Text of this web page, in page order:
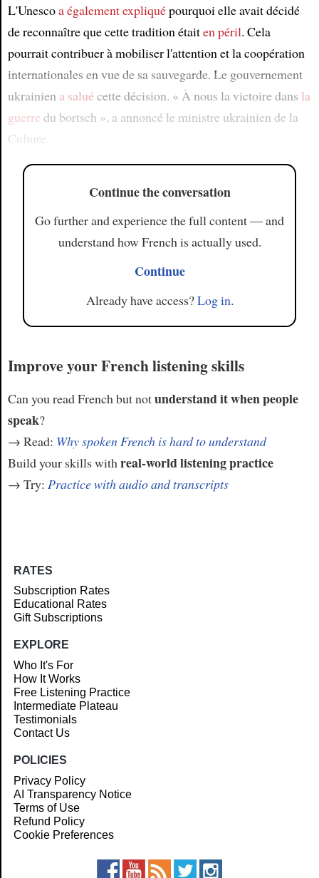
L'Unescoa également expliquépourquoi elle avait décidé
de reconnaître que cette tradition étaiten péril. Cela
pourrait contribuer à mobiliser l'attention et la coopération
internationales en vue de sa sauvegarde. Le gouvernement
ukrainien a saluécette décision. « À nous la victoire dans la
guerre du bortsch », a annoncé le ministre ukrainien de la
Culture.
Continue the conversation
Go further and experience the full content — and
understand how French is actually used.
Continue
Already have access?Log in.
Improve your French listening skills
Can you read French but notunderstand it when people
speak?
→ Read: Why spoken French is hard to understand
Build your skills withreal-world listening practice
→ Try: Practice with audio and transcripts
RATES
Subscription Rates
Educational Rates
Gift Subscriptions
EXPLORE
Who It's For
How It Works
Free Listening Practice
Intermediate Plateau
Testimonials
Contact Us
POLICIES
Privacy Policy
AI Transparency Notice
Terms of Use
Refund Policy
Cookie Preferences